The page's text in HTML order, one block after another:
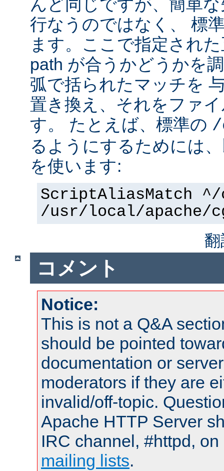
んど同じですが、簡単
行なうのではなく、 標
ます。ここで指定され
path が合うかどうかを
弧で括られたマッチを
置き換え、それをファ
す。 たとえば、標準の /
るようにするためには
を使います:
ScriptAliasMatch
/usr/local/apache/
コメント
Notice:
This is not a Q&A
should be pointed
documentation or
moderators if they are
invalid/off-topic.
Apache HTTP Server
IRC channel, #httpd,
mailing lists.